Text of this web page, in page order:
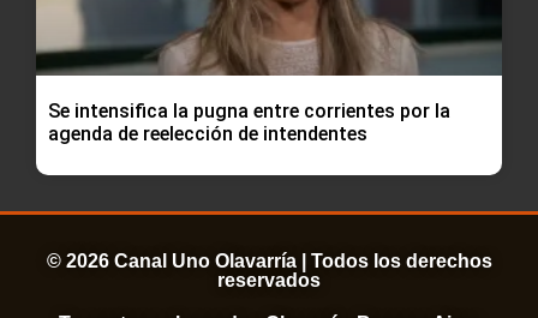
Se intensifica la pugna entre corrientes por la
agenda de reelección de intendentes
© 2026 Canal Uno Olavarría | Todos los derechos
reservados